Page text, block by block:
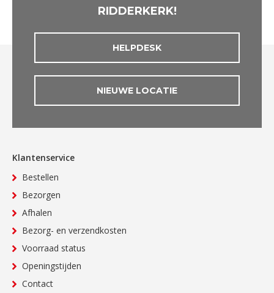
RIDDERKERK!
HELPDESK
NIEUWE LOCATIE
Klantenservice
Bestellen
Bezorgen
Afhalen
Bezorg- en verzendkosten
Voorraad status
Openingstijden
Contact